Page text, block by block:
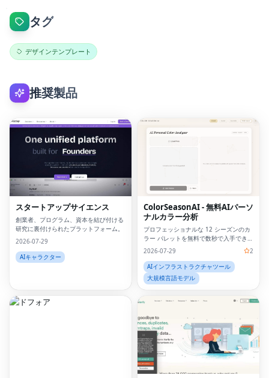
タグ
デザインテンプレート
推奨製品
スタートアップサイエンス
創業者、プログラム、資本を結び付ける
研究に裏付けられたプラットフォーム。
2026-07-29
AIキャラクター
ColorSeasonAI - 無料AIパーソ
ナルカラー分析
プロフェッショナルな 12 シーズンのカ
ラー パレットを無料で数秒で入手できま
す。サインアップは必要ありません。
2026-07-29
2
AIインフラストラクチャツール
大規模言語モデル